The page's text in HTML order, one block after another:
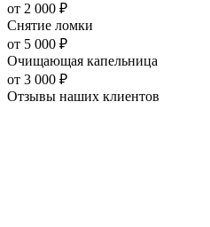
от 2 000 ₽
Снятие ломки
от 5 000 ₽
Очищающая капельница
от 3 000 ₽
Отзывы наших клиентов